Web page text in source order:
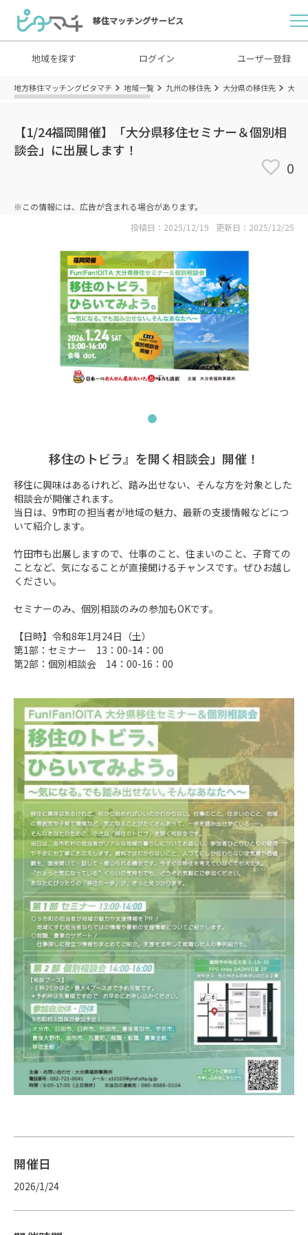
移住マッチングサービス
地域を探す ログイン ユーザー登録
地方移住マッチングピタマチ 地域一覧 九州の移住先 大分県の移住先 大分
【1/24福岡開催】「大分県移住セミナー＆個別相
談会」に出展します！
0
※この情報には、広告が含まれる場合があります。
投稿日：2025/12/19
更新日：2025/12/25
移住のトビラ』を開く相談会」開催！
移住に興味はあるけれど、踏み出せない、そんな方を対象とした
相談会が開催されます。
当日は、9市町の担当者が地域の魅力、最新の支援情報などにつ
いて紹介します。
竹田市も出展しますので、仕事のこと、住まいのこと、子育ての
ことなど、気になることが直接聞けるチャンスです。ぜひお越し
ください。
セミナーのみ、個別相談のみの参加もOKです。
【日時】令和8年1月24日（土）
第1部：セミナー　13：00-14：00
第2部：個別相談会　14：00-16：00
開催日
2026/1/24